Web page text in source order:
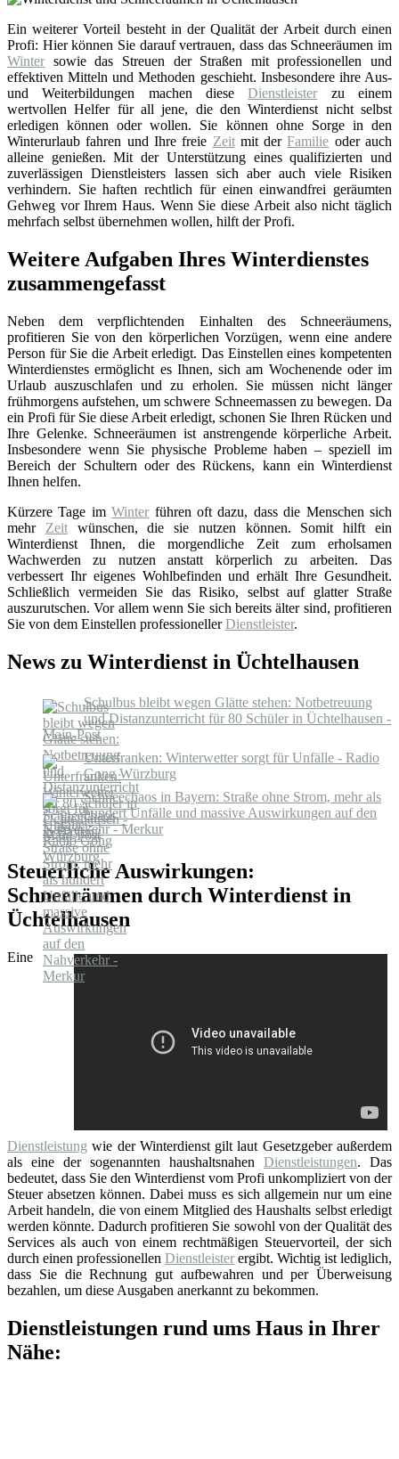
Ein weiterer Vorteil besteht in der Qualität der Arbeit durch einen
Profi: Hier können Sie darauf vertrauen, dass das Schneeräumen im
Winter sowie das Streuen der Straßen mit professionellen und
effektiven Mitteln und Methoden geschieht. Insbesondere ihre Aus-
und Weiterbildungen machen dieseDienstleister zu einem
wertvollen Helfer für all jene, die den Winterdienst nicht selbst
erledigen können oder wollen. Sie können ohne Sorge in den
Winterurlaub fahren und Ihre freie Zeitmit derFamilie oder auch
alleine genießen. Mit der Unterstützung eines qualifizierten und
zuverlässigen Dienstleisters lassen sich aber auch viele Risiken
verhindern. Sie haften rechtlich für einen einwandfrei geräumten
Gehweg vor Ihrem Haus. Wenn Sie diese Arbeit also nicht täglich
mehrfach selbst übernehmen wollen, hilft der Profi.
Weitere Aufgaben Ihres Winterdienstes
zusammengefasst
Neben dem verpflichtenden Einhalten des Schneeräumens,
profitieren Sie von den körperlichen Vorzügen, wenn eine andere
Person für Sie die Arbeit erledigt. Das Einstellen eines kompetenten
Winterdienstes ermöglicht es Ihnen, sich am Wochenende oder im
Urlaub auszuschlafen und zu erholen. Sie müssen nicht länger
frühmorgens aufstehen, um schwere Schneemassen zu bewegen. Da
ein Profi für Sie diese Arbeit erledigt, schonen Sie Ihren Rücken und
Ihre Gelenke. Schneeräumen ist anstrengende körperliche Arbeit.
Insbesondere wenn Sie physische Probleme haben – speziell im
Bereich der Schultern oder des Rückens, kann ein Winterdienst
Ihnen helfen.
Kürzere Tage imWinter führen oft dazu, dass die Menschen sich
mehr Zeitwünschen, die sie nutzen können. Somit hilft ein
Winterdienst Ihnen, die morgendliche Zeit zum erholsamen
Wachwerden zu nutzen anstatt körperlich zu arbeiten. Das
verbessert Ihr eigenes Wohlbefinden und erhält Ihre Gesundheit.
Schließlich vermeiden Sie das Risiko, selbst auf glatter Straße
auszurutschen. Vor allem wenn Sie sich bereits älter sind, profitieren
Sie von dem Einstellen professionellerDienstleister.
News zu Winterdienst in Üchtelhausen
Schulbus bleibt wegen Glätte stehen: Notbetreuung
und Distanzunterricht für 80 Schüler in Üchtelhausen -
Main-Post
Unterfranken: Winterwetter sorgt für Unfälle - Radio
Gong Würzburg
Schneechaos in Bayern: Straße ohne Strom, mehr als
hundert Unfälle und massive Auswirkungen auf den
Nahverkehr - Merkur
Steuerliche Auswirkungen:
Schneeräumen durch Winterdienst in
Üchtelhausen
Eine
Dienstleistung wie der Winterdienst gilt laut Gesetzgeber außerdem
als eine der sogenannten haushaltsnahen Dienstleistungen. Das
bedeutet, dass Sie den Winterdienst vom Profi unkompliziert von der
Steuer absetzen können. Dabei muss es sich allgemein nur um eine
Arbeit handeln, die von einem Mitglied des Haushalts selbst erledigt
werden könnte. Dadurch profitieren Sie sowohl von der Qualität des
Services als auch von einem rechtmäßigen Steuervorteil, der sich
durch einen professionellen Dienstleister ergibt. Wichtig ist lediglich,
dass Sie die Rechnung gut aufbewahren und per Überweisung
bezahlen, um diese Ausgaben anerkannt zu bekommen.
Dienstleistungen rund ums Haus in Ihrer
Nähe: